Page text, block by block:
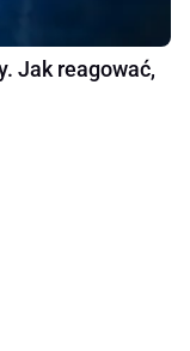
Jak reagować,